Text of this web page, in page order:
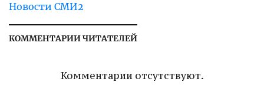
Новости СМИ2
КОММЕНТАРИИ ЧИТАТЕЛЕЙ
Комментарии отсутствуют.